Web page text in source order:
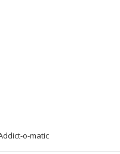
o-matic